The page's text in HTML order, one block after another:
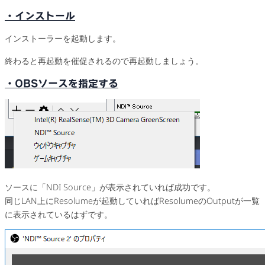
・インストール
インストーラーを起動します。
終わると再起動を催促されるので再起動しましょう。
・OBSソースを指定する
ソースに「NDI Source」が表示されていれば成功です。
同じLAN上にResolumeが起動していればResolumeのOutputが一覧
に表示されているはずです。